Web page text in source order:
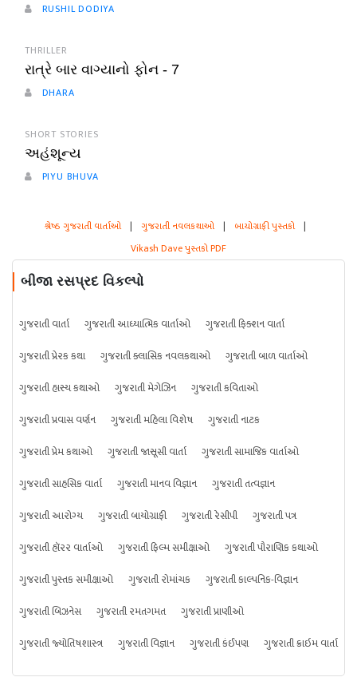
RUSHIL DODIYA
THRILLER
રાત્રે બાર વાગ્યાનો ફોન - 7
DHARA
SHORT STORIES
અહંશૂન્ય
PIYU BHUVA
શ્રેષ્ઠ ગુજરાતી વાર્તાઓ | ગુજરાતી નવલકથાઓ | બાયોગ્રાફી પુસ્તકો |
Vikash Dave પુસ્તકો PDF
બીજા રસપ્રદ વિકલ્પો
ગુજરાતી વાર્તા ગુજરાતી આધ્યાત્મિક વાર્તાઓ
ગુજરાતી ફિક્શન વાર્તા
ગુજરાતી પ્રેરક કથા
ગુજરાતી ક્લાસિક નવલકથાઓ
ગુજરાતી બાળ વાર્તાઓ
ગુજરાતી હાસ્ય કથાઓ
ગુજરાતી મેગેઝિન
ગુજરાતી કવિતાઓ
ગુજરાતી પ્રવાસ વર્ણન
ગુજરાતી મહિલા વિશેષ
ગુજરાતી નાટક
ગુજરાતી પ્રેમ કથાઓ
ગુજરાતી જાસૂસી વાર્તા
ગુજરાતી સામાજિક વાર્તાઓ
ગુજરાતી સાહસિક વાર્તા
ગુજરાતી માનવ વિજ્ઞાન
ગુજરાતી તત્વજ્ઞાન
ગુજરાતી આરોગ્ય
ગુજરાતી બાયોગ્રાફી ગુજરાતી રેસીપી
ગુજરાતી પત્ર
ગુજરાતી હૉરર વાર્તાઓ
ગુજરાતી ફિલ્મ સમીક્ષાઓ
ગુજરાતી પૌરાણિક કથાઓ
ગુજરાતી પુસ્તક સમીક્ષાઓ
ગુજરાતી રોમાંચક
ગુજરાતી કાલ્પનિક-વિજ્ઞાન
ગુજરાતી બિઝનેસ
ગુજરાતી રમતગમત
ગુજરાતી પ્રાણીઓ
ગુજરાતી જ્યોતિષશાસ્ત્ર
ગુજરાતી વિજ્ઞાન ગુજરાતી કંઈપણ ગુજરાતી ક્રાઇમ વાર્તા